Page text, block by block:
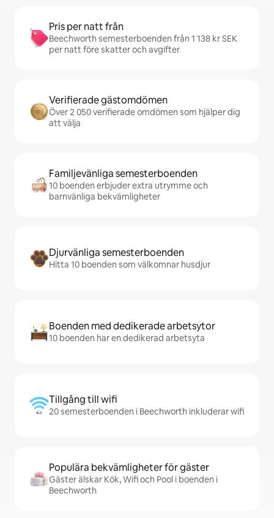
Pris per natt från
Beechworth semesterboenden från 1 138 kr SEK
per natt före skatter och avgifter
Verifierade gästomdömen
Över 2 050 verifierade omdömen som hjälper dig
att välja
Familjevänliga semesterboenden
10 boenden erbjuder extra utrymme och
barnvänliga bekvämligheter
Djurvänliga semesterboenden
Hitta 10 boenden som välkomnar husdjur
Boenden med dedikerade arbetsytor
10 boenden har en dedikerad arbetsyta
Tillgång till wifi
20 semesterboenden i Beechworth inkluderar wifi
Populära bekvämligheter för gäster
Gäster älskar Kök, Wifi och Pool i boenden i
Beechworth